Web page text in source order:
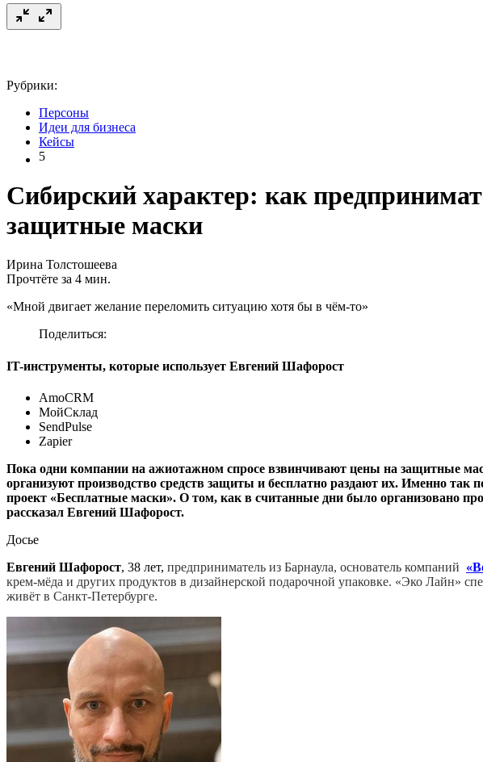
Рубрики:
Персоны
Идеи для бизнеса
Кейсы
5
Сибирский характер: как
защитные маски
Ирина Толстошеева
Прочтёте за 4 мин.
«Мной двигает желание переломить ситуацию хотя бы в чём-то»
Поделиться:
IT-инструменты, которые использует Евгений Шафорост
AmoCRM
МойСклад
SendPulse
Zapier
Пока одни компании на ажиотажном спросе взвинчивают цены на защитные
организуют производство средств защиты и бесплатно раздают их. Именно
проект «Бесплатные маски». О том, как в считанные дни было организовано
рассказал Евгений Шафорост.
Досье
Евгений Шафорост, 38 лет, предприниматель из Барнаула, основатель компаний
крем-мёда и других продуктов в дизайнерской подарочной упаковке. «Эко Лайн»
живёт в Санкт-Петербурге.